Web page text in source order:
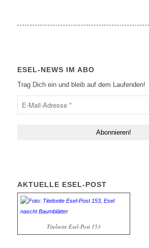
ESEL-NEWS IM ABO
Trag Dich ein und bleib auf dem Laufenden!
AKTUELLE ESEL-POST
Titelseite Esel-Post 153